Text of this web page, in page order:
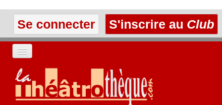
Se connecter S'inscrire au Club
ACCUEIL
LES TEXTES